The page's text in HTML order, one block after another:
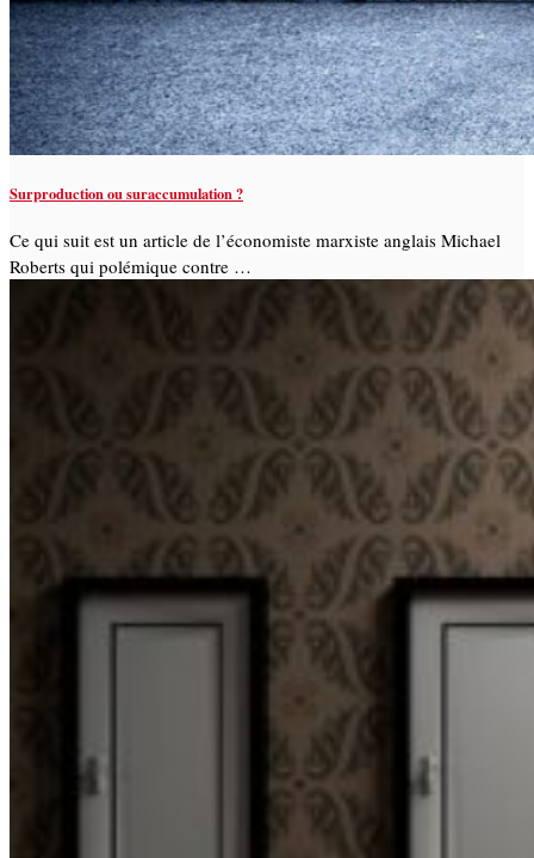
Surproduction ou suraccumulation ?
Ce qui suit est un article de l’économiste marxiste anglais Michael
Roberts qui polémique contre …